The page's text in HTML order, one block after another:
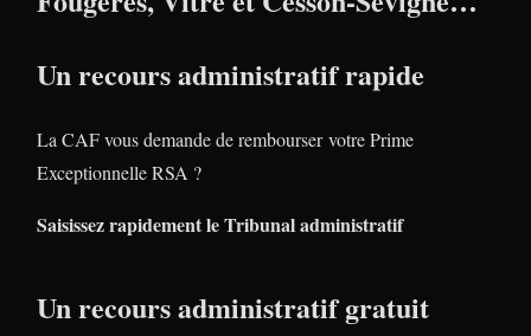
Un recours administratif rapide
La CAF vous demande de rembourser votre Prime
Exceptionnelle RSA ?
Saisissez rapidement le Tribunal administratif
Un recours administratif gratuit